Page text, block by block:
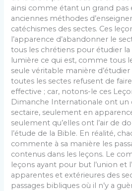
ainsi comme étant un grand pas
anciennes méthodes
catéchismes des sectes. Ces
l’apparence d’abandonner le
tous les chrétiens pour étudier
lumière ce qui est, comme tous
seule véritable manière
toutes les sectes refusent de
effective ; car, notons-le ces
Dimanche Internationale ont un
sectaire, seulement en
seulement qu’elles ont l’air de
l’étude de la Bible. En réalité,
commente à sa manière les
contenus dans les leçons. Le
leçons ayant pour but l’union et
apparentes et extérieures des
passages bibliques où il n’y a